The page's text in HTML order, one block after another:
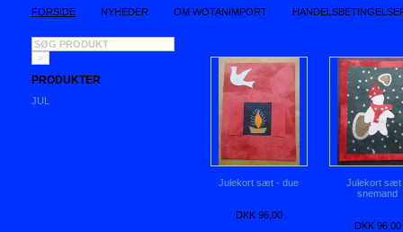
FORSIDE NYHEDER OM WOTANIMPORT
PRODUKTER
JUL
Julekort sæt - due
DKK 96,00
Julekort sæt
snemand
DKK 96,00